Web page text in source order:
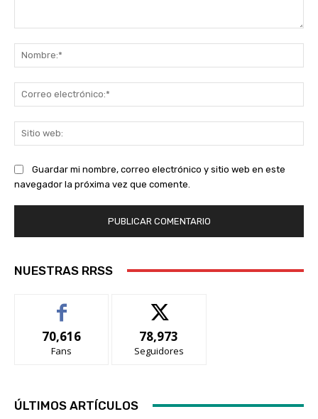
Guardar mi nombre, correo electrónico y sitio web en este
navegador la próxima vez que comente.
NUESTRAS RRSS
70,616
Fans
78,973
Seguidores
ÚLTIMOS ARTÍCULOS